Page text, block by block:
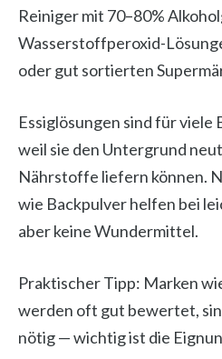
Reiniger mit 70–80%
Wasserstoffperoxid-
oder gut sortierten
Essiglösungen sind für
weil sie den Untergrund
Nährstoffe liefern können.
wie Backpulver helfen bei
aber keine Wundermittel.
Praktischer Tipp: Marken
werden oft gut bewertet,
nötig — wichtig ist die